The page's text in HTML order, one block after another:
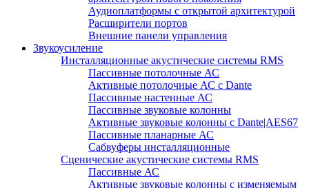
Аудиоплатформы с открытой архитектурой
Расширители портов
Внешние панели управления
Звукоусиление
Инсталляционные акустические системы RMS
Пассивные потолочные АС
Активные потолочные АС с Dante
Пассивные настенные АС
Пассивные звуковые колонны
Активные звуковые колонны с Dante|AES67
Пассивные планарные АС
Сабвуферы инсталляционные
Сценические акустические системы RMS
Пассивные АС
Активные звуковые колонны с изменяемым